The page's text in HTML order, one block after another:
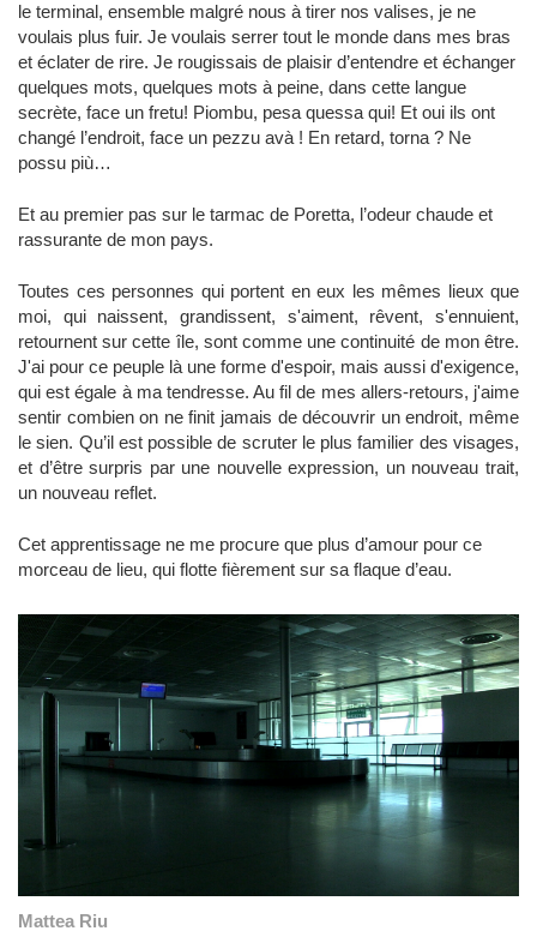
le terminal, ensemble malgré nous à tirer nos valises, je ne
voulais plus fuir. Je voulais serrer tout le monde dans mes bras
et éclater de rire. Je rougissais de plaisir d’entendre et échanger
quelques mots, quelques mots à peine, dans cette langue
secrète, face un fretu! Piombu, pesa quessa qui! Et oui ils ont
changé l’endroit, face un pezzu avà ! En retard, torna ? Ne
possu più…
Et au premier pas sur le tarmac de Poretta, l’odeur chaude et
rassurante de mon pays.
Toutes ces personnes qui portent en eux les mêmes lieux que
moi, qui naissent, grandissent, s'aiment, rêvent, s'ennuient,
retournent sur cette île, sont comme une continuité de mon être.
J'ai pour ce peuple là une forme d'espoir, mais aussi d'exigence,
qui est égale à ma tendresse. Au fil de mes allers-retours, j'aime
sentir combien on ne finit jamais de découvrir un endroit, même
le sien. Qu’il est possible de scruter le plus familier des visages,
et d’être surpris par une nouvelle expression, un nouveau trait,
un nouveau reflet.
Cet apprentissage ne me procure que plus d’amour pour ce
morceau de lieu, qui flotte fièrement sur sa flaque d’eau.
Mattea Riu